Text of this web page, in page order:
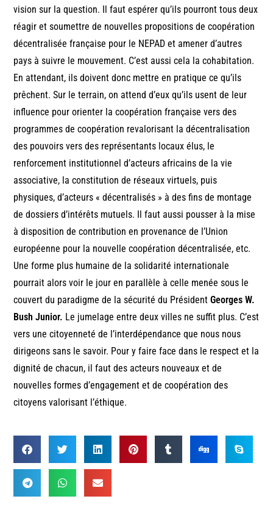
vision sur la question. Il faut espérer qu’ils pourront tous deux
réagir et soumettre de nouvelles propositions de coopération
décentralisée française pour le NEPAD et amener d’autres
pays à suivre le mouvement. C’est aussi cela la cohabitation.
En attendant, ils doivent donc mettre en pratique ce qu’ils
prêchent. Sur le terrain, on attend d’eux qu’ils usent de leur
influence pour orienter la coopération française vers des
programmes de coopération revalorisant la décentralisation
des pouvoirs vers des représentants locaux élus, le
renforcement institutionnel d’acteurs africains de la vie
associative, la constitution de réseaux virtuels, puis
physiques, d’acteurs « décentralisés » à des fins de montage
de dossiers d’intérêts mutuels. Il faut aussi pousser à la mise
à disposition de contribution en provenance de l’Union
européenne pour la nouvelle coopération décentralisée, etc.
Une forme plus humaine de la solidarité internationale
pourrait alors voir le jour en parallèle à celle menée sous le
couvert du paradigme de la sécurité du PrésidentGeorges W.
Bush Junior. Le jumelage entre deux villes ne suffit plus. C’est
vers une citoyenneté de l’interdépendance que nous nous
dirigeons sans le savoir. Pour y faire face dans le respect et la
dignité de chacun, il faut des acteurs nouveaux et de
nouvelles formes d’engagement et de coopération des
citoyens valorisant l’éthique.